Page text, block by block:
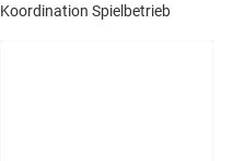
Koordination Spielbetrieb